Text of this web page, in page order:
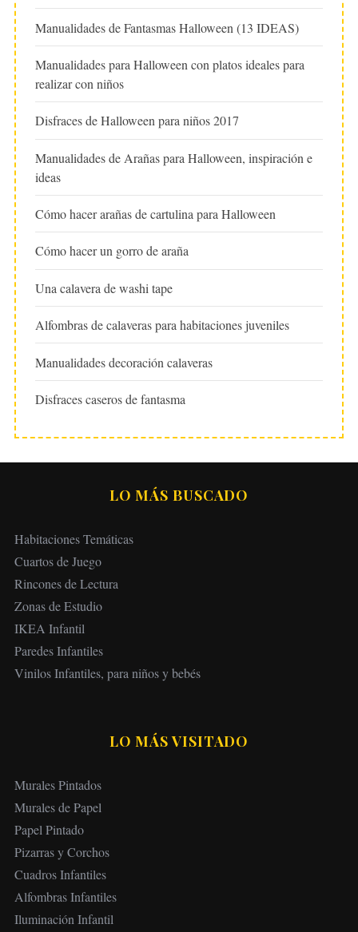
Manualidades de Fantasmas Halloween (13 IDEAS)
Manualidades para Halloween con platos ideales para
realizar con niños
Disfraces de Halloween para niños 2017
Manualidades de Arañas para Halloween, inspiración e
ideas
Cómo hacer arañas de cartulina para Halloween
Cómo hacer un gorro de araña
Una calavera de washi tape
Alfombras de calaveras para habitaciones juveniles
Manualidades decoración calaveras
Disfraces caseros de fantasma
LO MÁS BUSCADO
Habitaciones Temáticas
Cuartos de Juego
Rincones de Lectura
Zonas de Estudio
IKEA Infantil
Paredes Infantiles
Vinilos Infantiles, para niños y bebés
LO MÁS VISITADO
Murales Pintados
Murales de Papel
Papel Pintado
Pizarras y Corchos
Cuadros Infantiles
Alfombras Infantiles
Iluminación Infantil